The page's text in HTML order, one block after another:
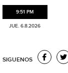
9:51 PM
JUE. 6.8.2026
SIGUENOS